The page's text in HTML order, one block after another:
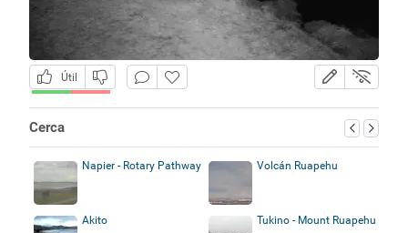
Útil
Cerca
Napier - Rotary Pathway Volcán Ruapehu
Akito Tukino - Mount Ruapehu